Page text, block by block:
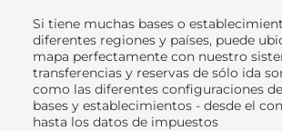
Si tiene muchas bases o
diferentes regiones y países, puede
mapa perfectamente con nuestro
transferencias y reservas de sólo ida
como las diferentes configuraciones
bases y establecimientos - desde el
hasta los datos de impuestos